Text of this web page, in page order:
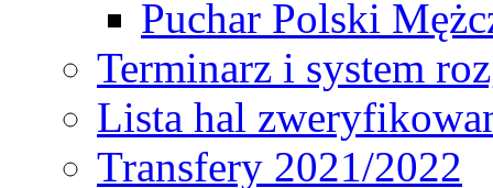
Puchar Polski
Terminarz i system
Lista hal
Transfery 2021/2022